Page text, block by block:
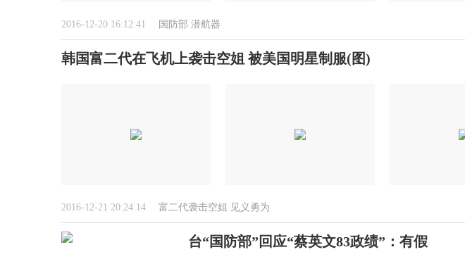
2016-12-20 16:12:41 国防部 潜航器
韩国富二代在飞机上袭击空姐 被美国明星制服(图)
2016-12-21 20:24:14 富二代袭击空姐 见义勇为
台“国防部”回应“蔡英文83政绩”：有假